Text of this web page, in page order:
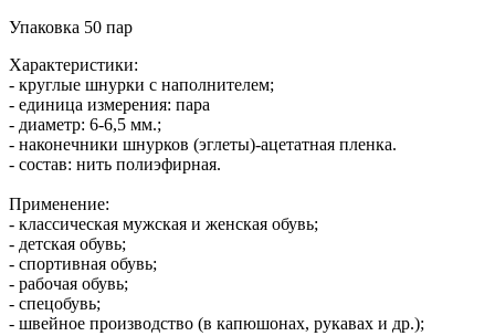
Упаковка 50 пар
Характеристики:
- круглые шнурки с наполнителем;
- единица измерения: пара
- диаметр: 6-6,5 мм.;
- наконечники шнурков (эглеты)-ацетатная пленка.
- состав: нить полиэфирная.
Применение:
- классическая мужская и женская обувь;
- детская обувь;
- спортивная обувь;
- рабочая обувь;
- спецобувь;
- швейное производство (в капюшонах, рукавах и др.);